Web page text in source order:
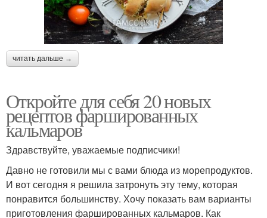
читать дальше →
Откройте для себя 20 новых
рецептов фаршированных
кальмаров
Здравствуйте, уважаемые подписчики!
Давно не готовили мы с вами блюда из морепродуктов.
И вот сегодня я решила затронуть эту тему, которая
понравится большинству. Хочу показать вам варианты
приготовления фаршированных кальмаров. Как